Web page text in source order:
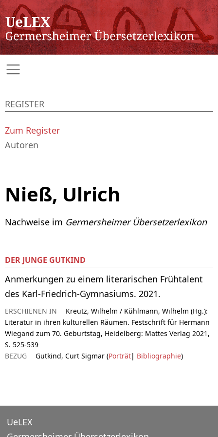
Nieß, Ulrich
Nachweise im Germersheimer Übersetzerlexikon
DER JUNGE GUTKIND
Anmerkungen zu einem literarischen Frühtalent
des Karl-Friedrich-Gymnasiums. 2021.
ERSCHIENEN IN
Kreutz, Wilhelm / Kühlmann, Wilhelm (Hg.):
Literatur in ihren kulturellen Räumen. Festschrift für Hermann
Wiegand zum 70. Geburtstag, Heidelberg: Mattes Verlag 2021,
S. 525-539
BEZUG
Gutkind, Curt Sigmar (Porträt| Bibliographie)
REGISTER
Zum Register
Autoren
UeLEX